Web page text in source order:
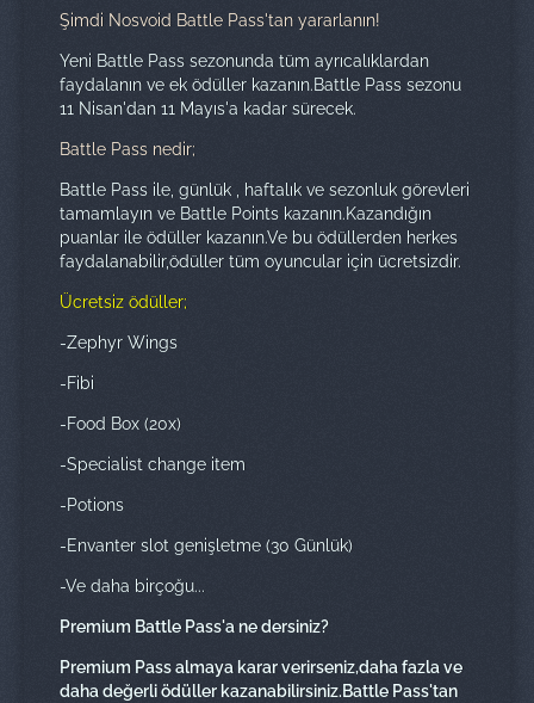
Şimdi Nosvoid Battle Pass'tan yararlanın!
Yeni Battle Pass sezonunda tüm ayrıcalıklardan
faydalanın ve ek ödüller kazanın.Battle Pass sezonu
11 Nisan'dan 11 Mayıs'a kadar sürecek.
Battle Pass nedir;
Battle Pass ile, günlük , haftalık ve sezonluk görevleri
tamamlayın ve Battle Points kazanın.Kazandığın
puanlar ile ödüller kazanın.Ve bu ödüllerden herkes
faydalanabilir,ödüller tüm oyuncular için ücretsizdir.
Ücretsiz ödüller;
-Zephyr Wings
-Fibi
-Food Box (20x)
-Specialist change item
-Potions
-Envanter slot genişletme (30 Günlük)
-Ve daha birçoğu...
Premium Battle Pass'a ne dersiniz?
Premium Pass almaya karar verirseniz,daha fazla ve
daha değerli ödüller kazanabilirsiniz.Battle Pass'tan